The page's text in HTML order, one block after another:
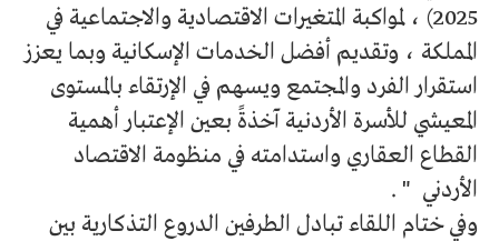
2025) ، لمواكبة المتغيرات الاقتصادية والاجتماعية في
المملكة ، وتقديم أفضل الخدمات الإسكانية وبما يعزز
استقرار الفرد والمجتمع ويسهم في الإرتقاء بالمستوى
المعيشي للأسرة الأردنية آخذةً بعين الإعتبار أهمية
القطاع العقاري واستدامته في منظومة الاقتصاد
الأردني " .
وفي ختام اللقاء تبادل الطرفين الدروع التذكارية بين